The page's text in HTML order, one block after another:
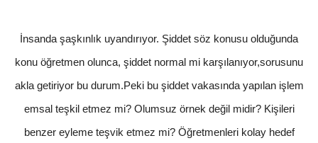
İnsanda şaşkınlık uyandırıyor. Şiddet söz konusu olduğunda
konu öğretmen olunca, şiddet normal mi karşılanıyor,sorusunu
akla getiriyor bu durum.Peki bu şiddet vakasında yapılan işlem
emsal teşkil etmez mi? Olumsuz örnek değil midir? Kişileri
benzer eyleme teşvik etmez mi? Öğretmenleri kolay hedef